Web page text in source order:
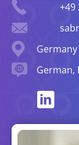
+49
Location
Germany
Languages
German,